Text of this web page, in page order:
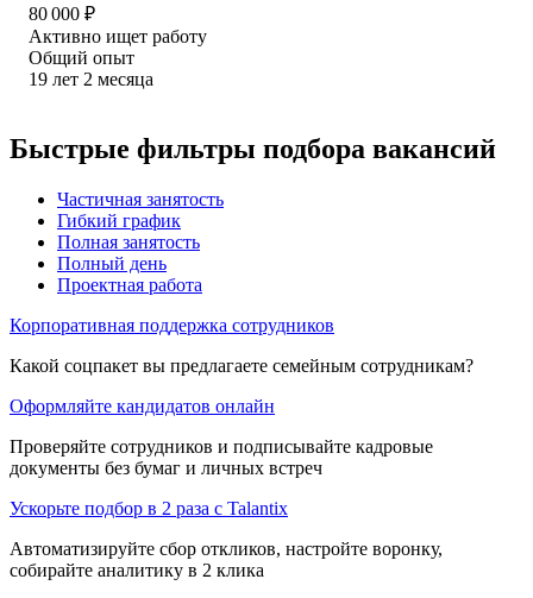
80 000 ₽
Активно ищет работу
Общий опыт
19 лет 2 месяца
Быстрые фильтры подбора вакансий
Частичная занятость
Гибкий график
Полная занятость
Полный день
Проектная работа
Корпоративная поддержка сотрудников
Какой соцпакет вы предлагаете семейным сотрудникам?
Оформляйте кандидатов онлайн
Проверяйте сотрудников и подписывайте кадровые
документы без бумаг и личных встреч
Ускорьте подбор в 2 раза с Talantix
Автоматизируйте сбор откликов, настройте воронку,
собирайте аналитику в 2 клика